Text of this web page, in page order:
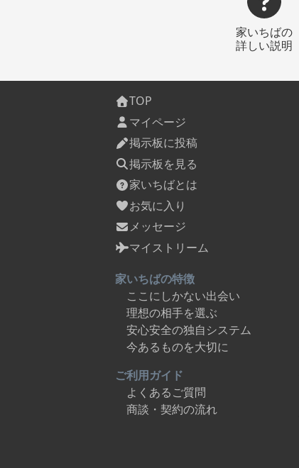
家いちばの
詳しい説明
TOP
マイページ
掲示板に投稿
掲示板を見る
家いちばとは
お気に入り
メッセージ
マイストリーム
家いちばの特徴
ここにしかない出会い
理想の相手を選ぶ
安心安全の独自システム
今あるものを大切に
ご利用ガイド
よくあるご質問
商談・契約の流れ